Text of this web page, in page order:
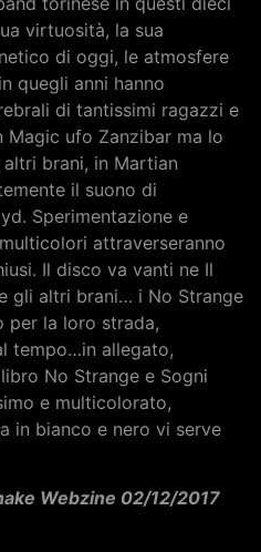
virtuosità, la sua
di oggi, le atmosfere
quegli anni hanno
di tantissimi ragazzi e
Magic ufo Zanzibar ma lo
brani, in Martian
il suono di
Sperimentazione e
attraverseranno
Il disco va vanti ne Il
gli altri brani… i No Strange
per la loro strada,
tempo…in allegato,
No Strange e Sogni
e multicolorato,
in bianco e nero vi serve
Webzine 02/12/2017